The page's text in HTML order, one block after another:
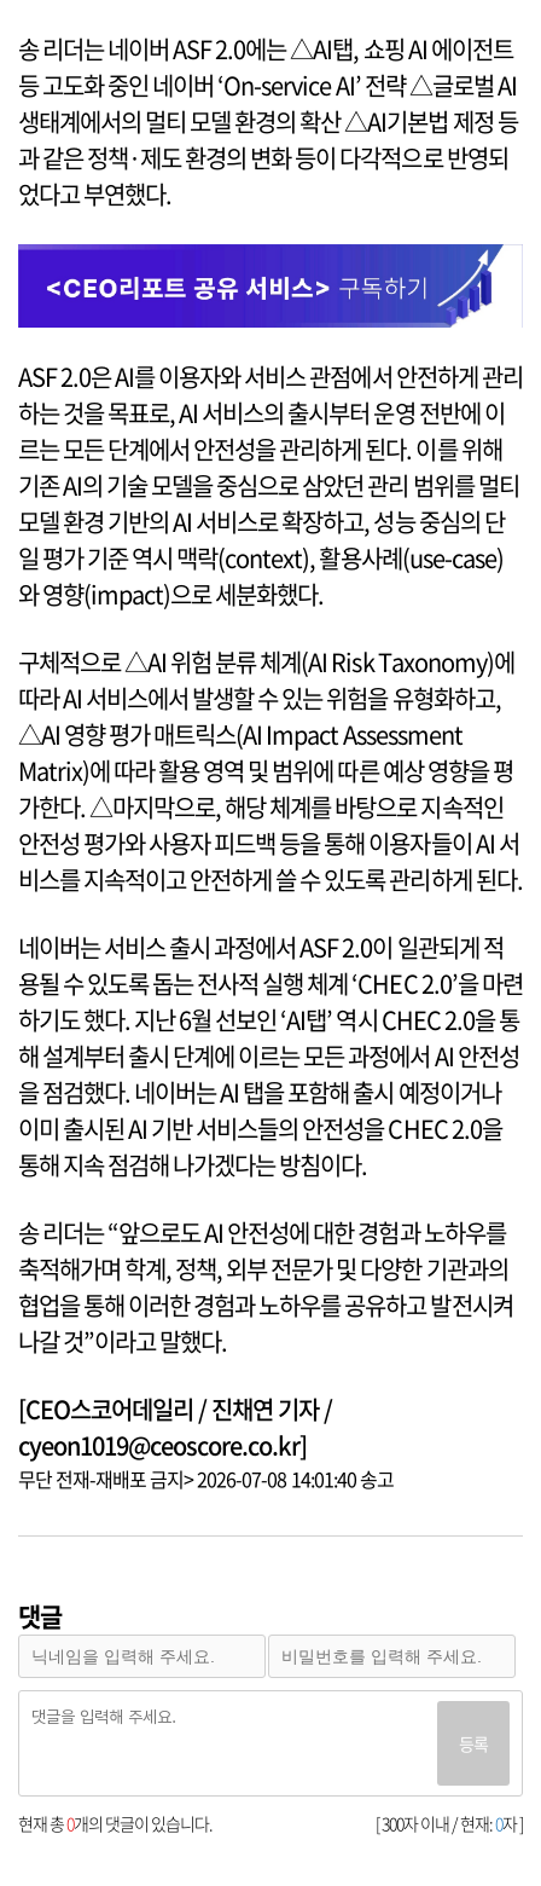
송 리더는 네이버 ASF 2.0에는 △AI탭, 쇼핑 AI 에이전트
등 고도화 중인 네이버 ‘On-service AI’ 전략 △글로벌 AI
생태계에서의 멀티 모델 환경의 확산 △AI기본법 제정 등
과 같은 정책·제도 환경의 변화 등이 다각적으로 반영되
었다고 부연했다.
ASF 2.0은 AI를 이용자와 서비스 관점에서 안전하게 관리
하는 것을 목표로, AI 서비스의 출시부터 운영 전반에 이
르는 모든 단계에서 안전성을 관리하게 된다. 이를 위해
기존 AI의 기술 모델을 중심으로 삼았던 관리 범위를 멀티
모델 환경 기반의 AI 서비스로 확장하고, 성능 중심의 단
일 평가 기준 역시 맥락(context), 활용사례(use-case)
와 영향(impact)으로 세분화했다.
구체적으로 △AI 위험 분류 체계(AI Risk Taxonomy)에
따라 AI 서비스에서 발생할 수 있는 위험을 유형화하고,
△AI 영향 평가 매트릭스(AI Impact Assessment
Matrix)에 따라 활용 영역 및 범위에 따른 예상 영향을 평
가한다. △마지막으로, 해당 체계를 바탕으로 지속적인
안전성 평가와 사용자 피드백 등을 통해 이용자들이 AI 서
비스를 지속적이고 안전하게 쓸 수 있도록 관리하게 된다.
네이버는 서비스 출시 과정에서 ASF 2.0이 일관되게 적
용될 수 있도록 돕는 전사적 실행 체계 ‘CHEC 2.0’을 마련
하기도 했다. 지난 6월 선보인 ‘AI탭’ 역시 CHEC 2.0을 통
해 설계부터 출시 단계에 이르는 모든 과정에서 AI 안전성
을 점검했다. 네이버는 AI 탭을 포함해 출시 예정이거나
이미 출시된 AI 기반 서비스들의 안전성을 CHEC 2.0을
통해 지속 점검해 나가겠다는 방침이다.
송 리더는 “앞으로도 AI 안전성에 대한 경험과 노하우를
축적해가며 학계, 정책, 외부 전문가 및 다양한 기관과의
협업을 통해 이러한 경험과 노하우를 공유하고 발전시켜
나갈 것”이라고 말했다.
[CEO스코어데일리 / 진채연 기자 /
cyeon1019@ceoscore.co.kr]
무단 전재-재배포 금지> 2026-07-08 14:01:40 송고
댓글
등록
[ 300자 이내 / 현재:0자 ]
현재 총0개의 댓글이 있습니다.